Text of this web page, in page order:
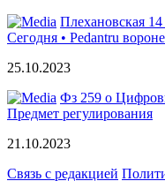
Плехановская
Сегодня • Pedantru
25.10.2023
Фз 259 о
Предмет регулирования
21.10.2023
Связь с редакцией